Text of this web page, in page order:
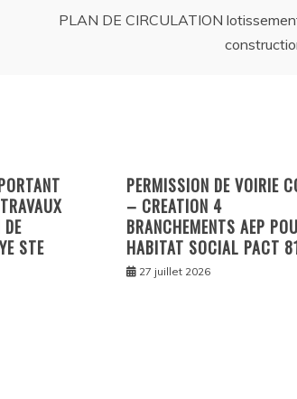
PLAN DE CIRCULATION
STE
PERMISSION DE VOIRIE
– CREATION 4
BRANCHEMENTS AEP
HABITAT SOCIAL PACT
27 juillet 2026